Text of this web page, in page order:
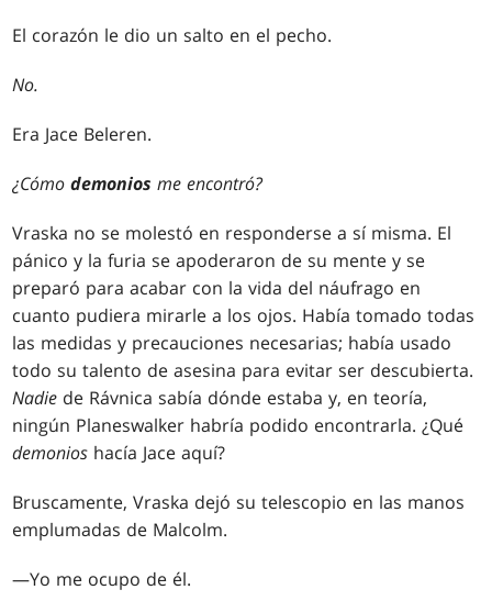
El corazón le dio un salto en el pecho.
No.
Era Jace Beleren.
¿Cómodemoniosme encontró?
Vraska no se molestó en responderse a sí misma. El
pánico y la furia se apoderaron de su mente y se
preparó para acabar con la vida del náufrago en
cuanto pudiera mirarle a los ojos. Había tomado todas
las medidas y precauciones necesarias; había usado
todo su talento de asesina para evitar ser descubierta.
Nadie de Rávnica sabía dónde estaba y, en teoría,
ningún Planeswalker habría podido encontrarla. ¿Qué
demonios hacía Jace aquí?
Bruscamente, Vraska dejó su telescopio en las manos
emplumadas de Malcolm.
—Yo me ocupo de él.